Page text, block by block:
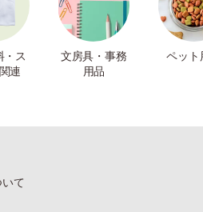
・ス
連
文房具・事務
用品
ペット
て